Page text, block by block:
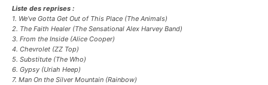
Liste des reprises :
1. We’ve Gotta Get Out of This Place (The Animals)
2. The Faith Healer (The Sensational Alex Harvey Band)
3. From the Inside (Alice Cooper)
4. Chevrolet (ZZ Top)
5. Substitute (The Who)
6. Gypsy (Uriah Heep)
7. Man On the Silver Mountain (Rainbow)